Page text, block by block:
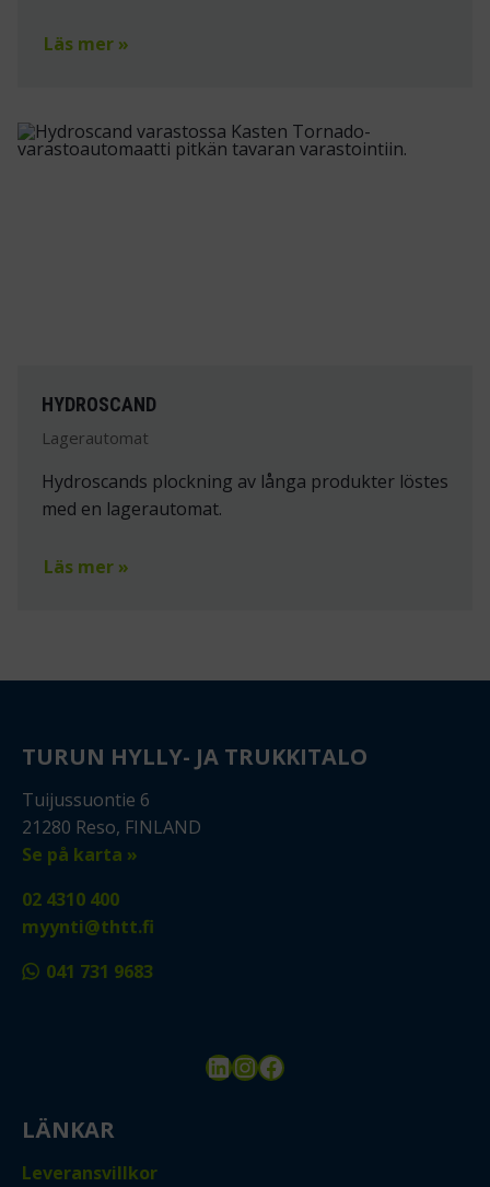
Läs mer »
HYDROSCAND
Lagerautomat
Hydroscands plockning av långa produkter löstes
med en lagerautomat.
Läs mer »
TURUN HYLLY- JA TRUKKITALO
Tuijussuontie 6
21280 Reso, FINLAND
Se på karta »
02 4310 400
myynti@thtt.fi
041 731 9683
LinkedIn
Instagram
Facebook
LÄNKAR
Leveransvillkor